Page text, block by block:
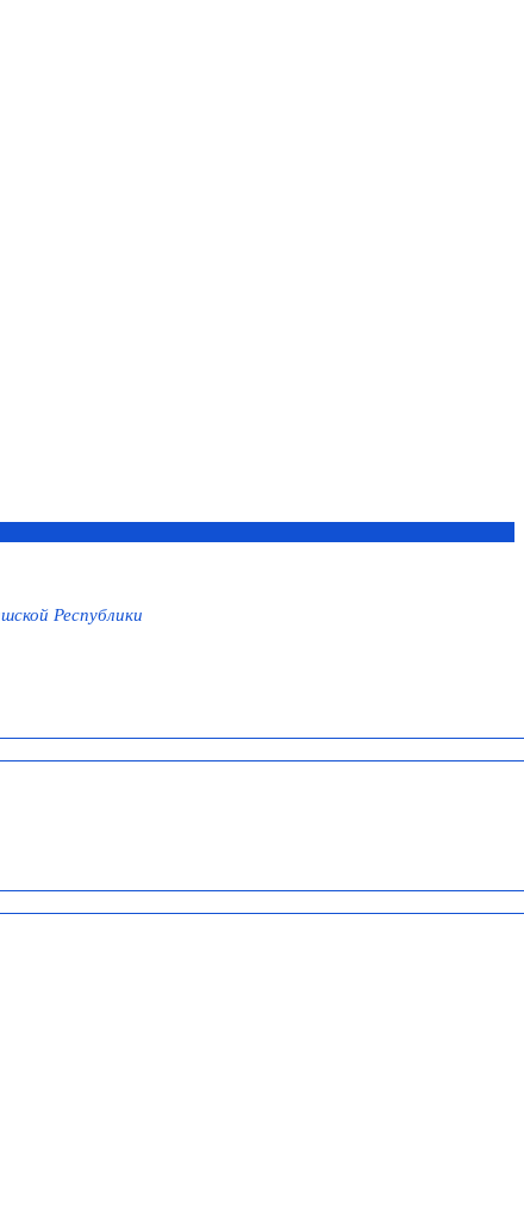
Республики